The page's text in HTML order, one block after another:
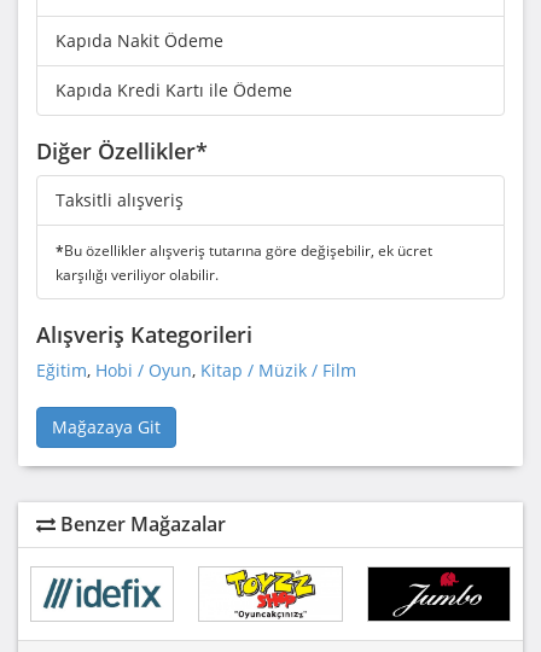
Kapıda Nakit Ödeme
Kapıda Kredi Kartı ile Ödeme
Diğer Özellikler*
Taksitli alışveriş
*Bu özellikler alışveriş tutarına göre değişebilir, ek ücret
karşılığı veriliyor olabilir.
Alışveriş Kategorileri
Eğitim, Hobi / Oyun, Kitap / Müzik / Film
Mağazaya Git
Benzer Mağazalar